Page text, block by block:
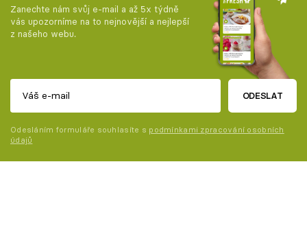
Zanechte nám svůj e-mail a až 5x týdně
vás upozorníme na to nejnovější a nejlepší
z našeho webu.
ODESLAT
Odesláním formuláře souhlasíte s podmínkami zpracování osobních
údajů